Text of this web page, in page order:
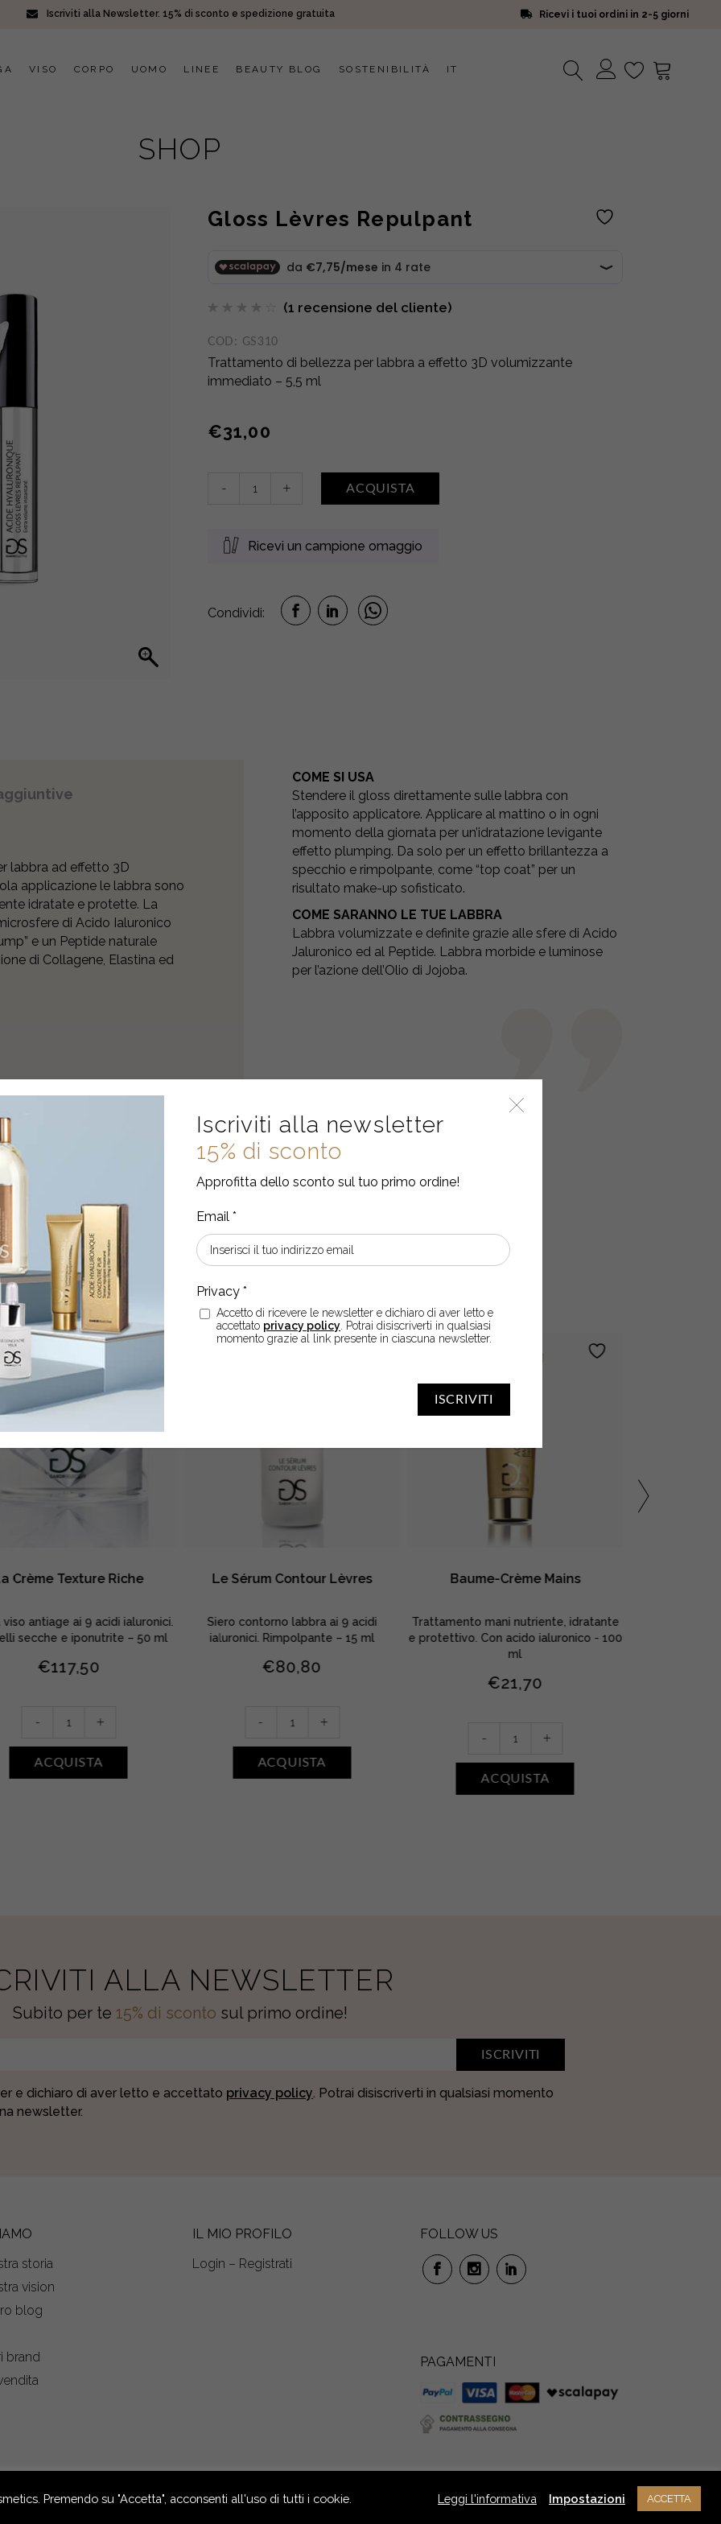
Iscriviti alla newsletter
15% di sconto
Approfitta dello sconto sul tuo primo ordine!
ISCRIVITI
Accetto di ricevere le newsletter e dichiaro di aver letto e
accettato privacy policy . Potrai disiscriverti in qualsiasi
momento grazie al link presente in ciascuna newsletter.
Iscriviti alla Newsletter. 15% di sconto e spedizione gratuita Ricevi i tuoi ordini in 2-5 giorni
VISO CORPO UOMO LINEE BEAUTY BLOG SOSTENIBILITÀ IT
SHOP
Gloss Lèvres Repulpant
Valutato
su
base
di
1
recensioni
(1 recensione del cliente)
COD: GS310
Trattamento di bellezza per labbra a effetto 3D volumizzante
immediato – 5,5 ml
€31,00
quantity
- + ACQUISTA
Ricevi un campione omaggio
Condividi:
labbra ad effetto 3D
applicazione le labbra sono
idratate e protette. La
di Acido Ialuronico
e un Peptide naturale
di Collagene, Elastina ed
COME SI USA
Stendere il gloss direttamente sulle labbra con
l’apposito applicatore. Applicare al mattino o in ogni
momento della giornata per un’idratazione levigante
effetto plumping. Da solo per un effetto brillantezza a
specchio e rimpolpante, come “top coat” per un
risultato make-up sofisticato.
COME SARANNO LE TUE LABBRA
Labbra volumizzate e definite grazie alle sfere di Acido
Jaluronico ed al Peptide. Labbra morbide e luminose
per l’azione dell’Olio di Jojoba.
ANCHE INTERESSARTI
Crème Texture Riche
viso antiage ai 9 acidi ialuronici.
secche e iponutrite – 50 ml
€117,50
Riche
- +
ACQUISTA
Le Sérum Contour Lèvres
Siero contorno labbra ai 9 acidi
ialuronici. Rimpolpante – 15 ml
€80,80
Lèvres
- +
ACQUISTA
Baume-Crème Mains
Trattamento mani nutriente, idratante
e protettivo. Con acido ialuronico - 100
ml
€21,70
quantity
- +
ACQUISTA
ALLA NEWSLETTER
Subito per te 15% di sconto sul primo ordine!
ISCRIVITI
e dichiaro di aver letto e accettato privacy policy. Potrai disiscriverti in qualsiasi momento
newsletter.
storia
vision
blog
brand
IL MIO PROFILO
Login – Registrati
FOLLOW US
PAGAMENTI
– Italia – Capitale Sociale €
NOTE LEGALI PRIVACY CREDITS
Premendo su "Accetta", acconsenti all'uso di tutti i cookie. Leggi l'informativa Impostazioni ACCETTA